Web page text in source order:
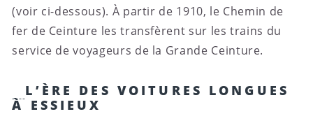
(voir ci-dessous). À partir de 1910, le Chemin de
fer de Ceinture les transfèrent sur les trains du
service de voyageurs de la Grande Ceinture.
L’ÈRE DES VOITURES LONGUES
À ESSIEUX